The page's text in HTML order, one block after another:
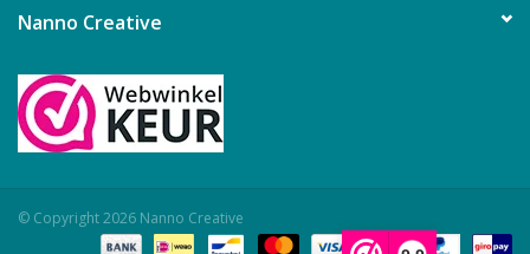
Nanno Creative
© Copyright 2026 Nanno Creative